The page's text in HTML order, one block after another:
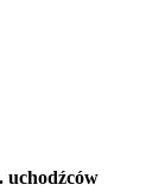
uchodźców